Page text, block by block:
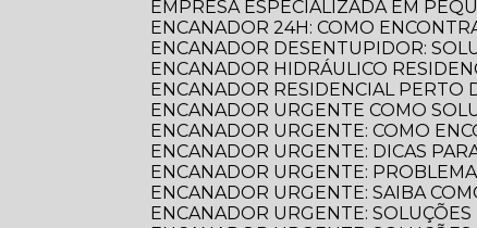
EMPRESA ESPECIALIZADA EM
ENCANADOR 24H: COMO
ENCANADOR DESENTUPIDOR:
ENCANADOR HIDRÁULICO
ENCANADOR RESIDENCIAL PERTO
ENCANADOR URGENTE COMO
ENCANADOR URGENTE: COMO
ENCANADOR URGENTE: DICAS
ENCANADOR URGENTE:
ENCANADOR URGENTE: SAIBA
ENCANADOR URGENTE: